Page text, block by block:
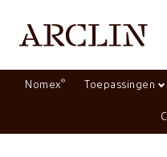
Nomex® Toepassingen